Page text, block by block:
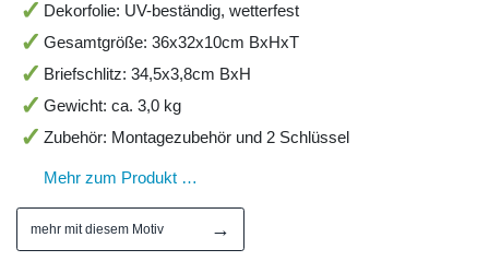
Dekorfolie: UV-beständig, wetterfest
Gesamtgröße: 36x32x10cm BxHxT
Briefschlitz: 34,5x3,8cm BxH
Gewicht: ca. 3,0 kg
Zubehör: Montagezubehör und 2 Schlüssel
Mehr zum Produkt …
mehr mit diesem Motiv →